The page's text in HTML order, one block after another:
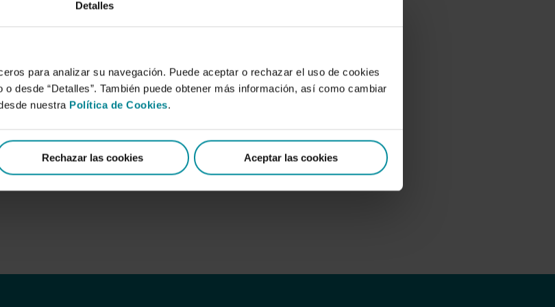
Detalles
para analizar su navegación. Puede aceptar o rechazar el uso de cookies
desde “Detalles”. También puede obtener más información, así como cambiar
nuestra Política de Cookies.
Rechazar las cookies Aceptar las cookies